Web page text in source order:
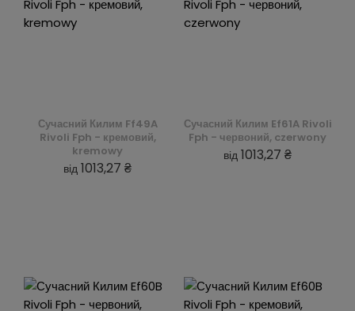
Сучасний Килим Ff49A
Rivoli Fph - кремовий,
kremowy
від 1013,27 ₴
Сучасний Килим Ef61A Rivoli
Fph - червоний, czerwony
від 1013,27 ₴